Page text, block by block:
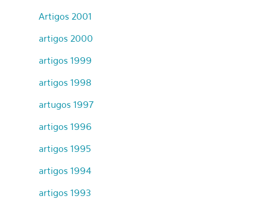
Artigos 2001
artigos 2000
artigos 1999
artigos 1998
artugos 1997
artigos 1996
artigos 1995
artigos 1994
artigos 1993